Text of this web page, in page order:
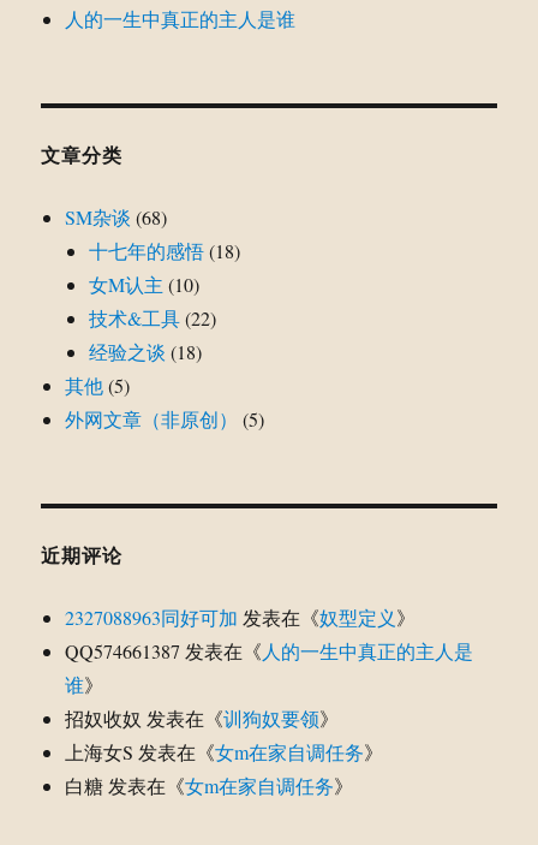
人的一生中真正的主人是谁
文章分类
SM杂谈 (68)
十七年的感悟(18)
女M认主 (10)
技术&工具(22)
经验之谈 (18)
其他(5)
外网文章（非原创）
(5)
近期评论
2327088963同好可加 发表在《奴型定义》
QQ574661387 发表在《人的一生中真正的主人是
谁》
招奴收奴 发表在《训狗奴要领》
上海女S 发表在《女m在家自调任务》
白糖发表在《女m在家自调任务》